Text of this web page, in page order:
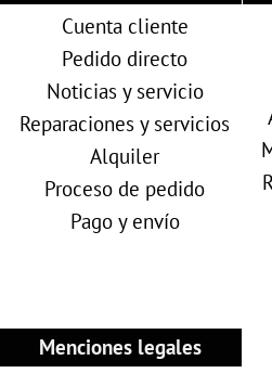
Cuenta cliente
Pedido directo
Noticias y servicio
Reparaciones y servicios
Alquiler
Proceso de pedido
Pago y envío
Menciones legales